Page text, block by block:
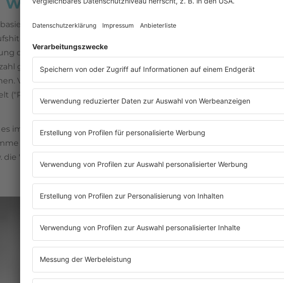
Was passiert im 80s80s Mauerfall
auf den offiziellen Absatzzahlen der Singlehitliste der
gab es in der ehemaligen
ja nicht. Das hatte vielerlei
des Rohmaterials (Vinylacetat) ein Grund, denn es wurden nicht
gepresst. Außerdem bekamen nicht alle Musiker die Gelegenheit,
Viele Songs wurden über das Radio zu Hits, denn sie wurden
("Rundfunkauskopplungen" statt "Singleauskopplungen"), aber
im Radio und im TV Wertungssendungen wie z.B. “Tip-Disko” und
der DDR"), oder das “DT Metronom”. Aus allen
die "Jahreshitparade" ermittelt. Wenn man das alles überschlägt
"Deutsche Mugge" diese Top 10: